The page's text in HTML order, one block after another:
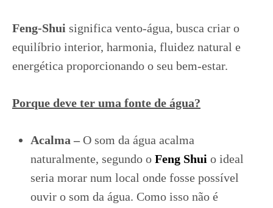
Feng-Shui significa vento-água, busca criar o
equilíbrio interior, harmonia, fluidez natural e
energética proporcionando o seu bem-estar.
Porque deve ter uma fonte de água?
Acalma –O som da água acalma
naturalmente, segundo o Feng Shui o ideal
seria morar num local onde fosse possível
ouvir o som da água. Como isso não é